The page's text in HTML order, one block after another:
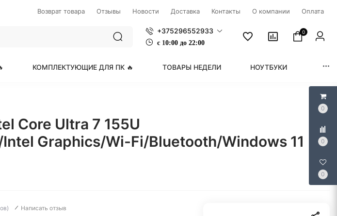
0
0
0
Возврат товара Отзывы Новости Доставка Контакты О компании Оплата
+375296552933
с 1 0:00 до 22:00
0
КОМПЛЕКТУЮЩИЕ ДЛЯ ПК 🔥 ТОВАРЫ НЕДЕЛИ НОУТБУКИ
Core Ultra 7 155U
Graphics/Wi-Fi/Bluetooth/Windows 11
Написать отзыв